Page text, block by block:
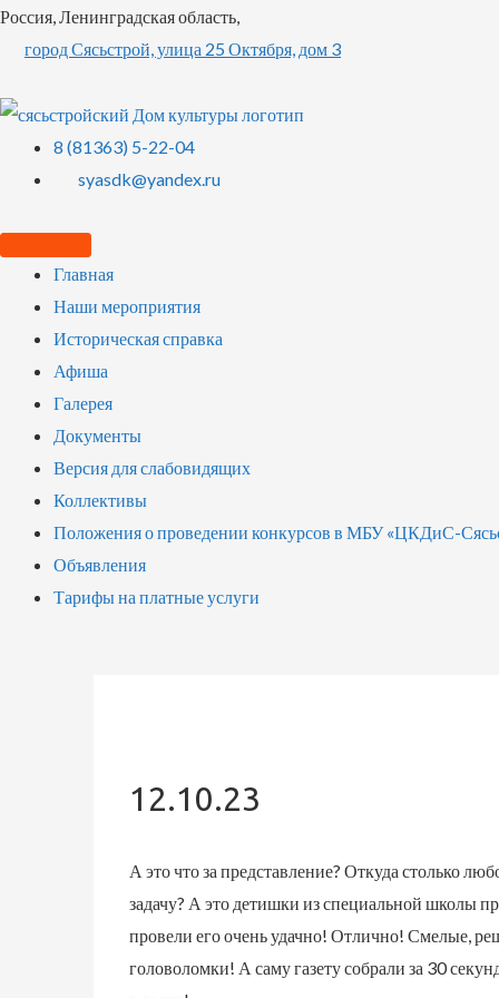
Россия, Ленинградская область,
город Сясьстрой, улица 25 Октября, дом 3
8 (81363) 5-22-04
syasdk@yandex.ru
Главная
Наши мероприятия
Историческая справка
Афиша
Галерея
Документы
Версия для слабовидящих
Коллективы
Положения о проведении конкурсов в МБУ «ЦКДиС-
Объявления
Тарифы на платные услуги
12.10.23
А это что за представление? Откуда столько
задачу? А это детишки из специальной школы
провели его очень удачно! Отлично! Смелые,
головоломки! А саму газету собрали за 30